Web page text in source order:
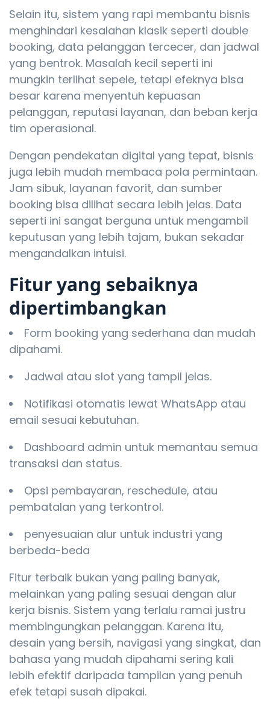
Selain itu, sistem yang rapi membantu bisnis
menghindari kesalahan klasik seperti double
booking, data pelanggan tercecer, dan jadwal
yang bentrok. Masalah kecil seperti ini
mungkin terlihat sepele, tetapi efeknya bisa
besar karena menyentuh kepuasan
pelanggan, reputasi layanan, dan beban kerja
tim operasional.
Dengan pendekatan digital yang tepat, bisnis
juga lebih mudah membaca pola permintaan.
Jam sibuk, layanan favorit, dan sumber
booking bisa dilihat secara lebih jelas. Data
seperti ini sangat berguna untuk mengambil
keputusan yang lebih tajam, bukan sekadar
mengandalkan intuisi.
Fitur yang sebaiknya
dipertimbangkan
Form booking yang sederhana dan mudah
dipahami.
Jadwal atau slot yang tampil jelas.
Notifikasi otomatis lewat WhatsApp atau
email sesuai kebutuhan.
Dashboard admin untuk memantau semua
transaksi dan status.
Opsi pembayaran, reschedule, atau
pembatalan yang terkontrol.
penyesuaian alur untuk industri yang
berbeda-beda
Fitur terbaik bukan yang paling banyak,
melainkan yang paling sesuai dengan alur
kerja bisnis. Sistem yang terlalu ramai justru
membingungkan pelanggan. Karena itu,
desain yang bersih, navigasi yang singkat, dan
bahasa yang mudah dipahami sering kali
lebih efektif daripada tampilan yang penuh
efek tetapi susah dipakai.